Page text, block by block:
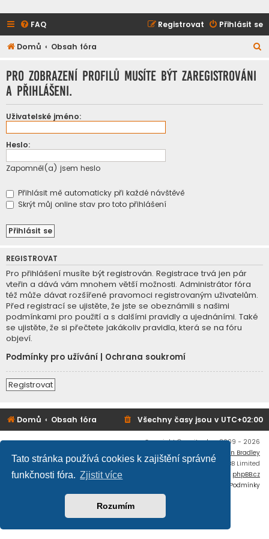
Tato stránka používá cookies k zajištění správné
funkčnosti fóra. Zjistit více
Rozumím
FAQ Přihlásit se
Registrovat
Domů Obsah fóra
Pro zobrazení profilů musíte být zaregistrováni
a přihlášeni.
Uživatelské jméno:
Heslo:
Zapomněl(a) jsem heslo
Přihlásit mě automaticky při každé návštěvě
Skrýt můj online stav pro toto přihlášení
REGISTROVAT
Pro přihlášení musíte být registrován. Registrace trvá jen pár
vteřin a dává vám mnohem větší možnosti. Administrátor fóra
též může dávat rozšířené pravomoci registrovaným uživatelům.
Před registrací se ujistěte, že jste se obeznámili s našimi
podmínkami pro použití a s dalšími pravidly a ujednáními. Také
se ujistěte, že si přečtete jakákoliv pravidla, která se na fóru
objeví.
Podmínky pro užívání
Ochrana soukromí
Registrovat
Domů Obsah fóra Všechny časy jsou v UTC+02:00
Copyright © mujtank.cz 2009 - 2026
Flat Style by
Ian Bradley
Založeno naphpBB® Forum Software © phpBB Limited
phpBB.cz
Podmínky